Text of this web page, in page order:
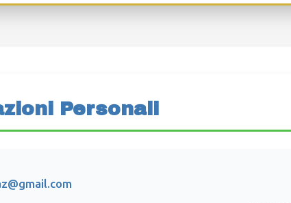
Personali